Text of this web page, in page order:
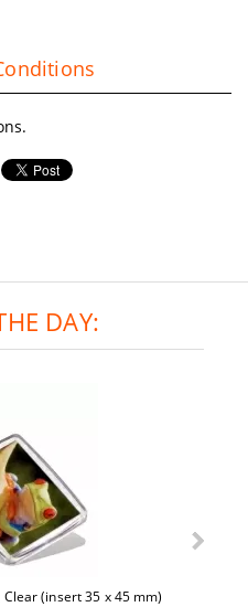
DAY:
(insert 35 x 45 mm)